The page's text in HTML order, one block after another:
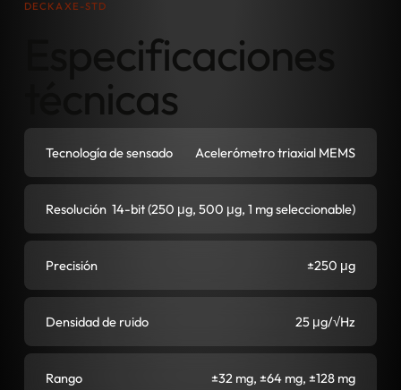
DECKAXE-STD
Especificaciones
técnicas
Tecnología de sensado Acelerómetro triaxial MEMS
Resolución 14-bit (250 μg, 500 μg, 1 mg seleccionable)
Precisión ±250 μg
Densidad de ruido 25 μg/√Hz
Rango ±32 mg, ±64 mg, ±128 mg